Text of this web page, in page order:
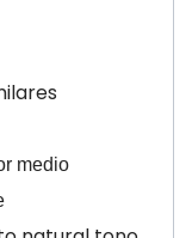
medio